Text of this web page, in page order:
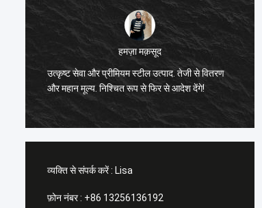
तेजी से वितरण
डायना कोस्टा
स्टील की ताकत और परिष्करण से प्रभावित, हमारे
औद्योगिक परियोजनाओं के लिए एकदम सही।
व्यक्ति से संपर्क करें : Lisa
फ़ोन नंबर : +86 13256136192